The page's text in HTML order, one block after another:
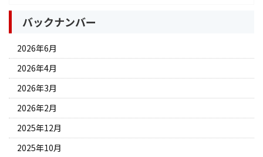
バックナンバー
2026年6月
2026年4月
2026年3月
2026年2月
2025年12月
2025年10月